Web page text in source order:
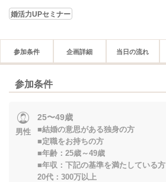
婚活力UPセミナー
参加条件 企画詳細 当日の流れ
参加条件
男性
25〜49歳
■結婚の意思がある独身の方
■定職をお持ちの方
■年齢：25歳～49歳
■年収：下記の基準を満たしている方
20代：300万以上